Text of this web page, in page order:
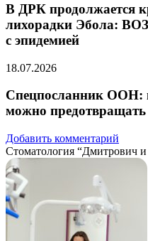
В ДРК продолжается
лихорадки Эбола:
с эпидемией
18.07.2026
Спецпосланник ООН:
можно предотвращать
Добавить комментарий
Стоматология “Дмитрович и